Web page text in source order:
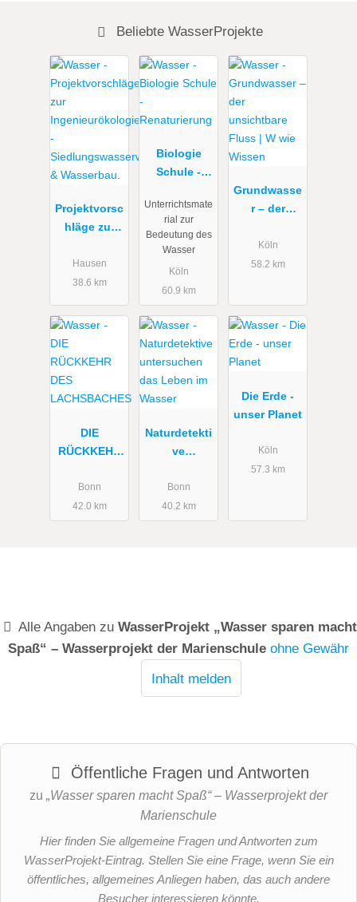
Beliebte WasserProjekte
Projektvorsc
hläge zur
ologie -
Siedlungswa
ft &
Wasserbau.
Hausen
38.6 km
Biologie
Schule -
ng
Unterrichtsmate
rial zur
Bedeutung des
Wasser
Köln
60.9 km
Grundwasse
r – der
Fluss | W
wie Wissen
Köln
58.2 km
DIE
RÜCKKEHR
LACHSBACH
ES
Bonn
42.0 km
Naturdetekti
ve
das Leben
im Wasser
Bonn
40.2 km
Die Erde -
unser Planet
Köln
57.3 km
Alle Angaben zu WasserProjekt „Wasser sparen macht
Spaß“ – Wasserprojekt der Marienschule ohne Gewähr
Inhalt melden
Öffentliche Fragen und Antworten
zu „Wasser sparen macht Spaß“ – Wasserprojekt der
Marienschule
Hier finden Sie allgemeine Fragen und Antworten zum
WasserProjekt-Eintrag. Stellen Sie eine Frage, wenn Sie ein
öffentliches, allgemeines Anliegen haben, das auch andere
Besucher interessieren könnte.